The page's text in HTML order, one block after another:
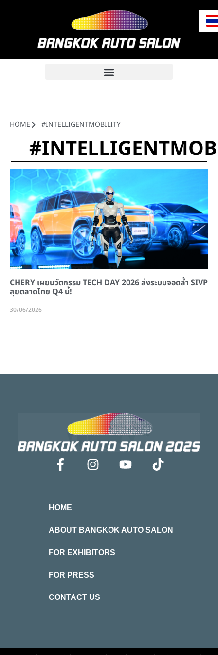
HOME #INTELLIGENTMOBILITY
CHERY เผยนวัตกรรม TECH DAY 2026 ส่งระบบจอดล้ำ SIVP
ลุยตลาดไทย Q4 นี้!
30/06/2026
HOME
ABOUT BANGKOK AUTO SALON
FOR EXHIBITORS
FOR PRESS
CONTACT US